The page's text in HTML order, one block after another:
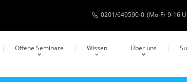
0201/649590-0 (Mo-Fr 9-16
Offene Seminare Wissen Über uns